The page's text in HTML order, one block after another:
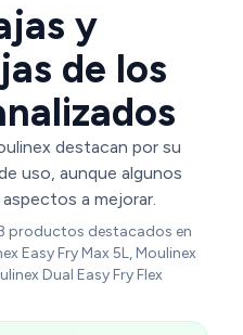
y
de los
destacan por su
uso, aunque algunos
a mejorar.
productos destacados en
Easy Fry Max 5L, Moulinex
Dual Easy Fry Flex